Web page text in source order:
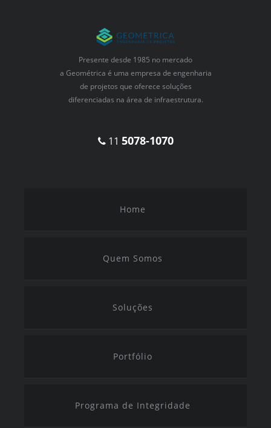
Presente desde 1985 no mercado
a Geométrica é uma empresa de engenharia
de projetos que oferece soluções
diferenciadas na área de infraestrutura.
11 5078-1070
Home
Quem Somos
Soluções
Portfólio
Programa de Integridade